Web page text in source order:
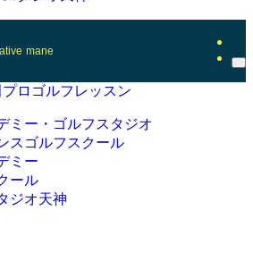
maner
ロゴルフレッスン
ミー・ゴルフスタジオ
スゴルフスクール
ミー
ール
ジオ天神